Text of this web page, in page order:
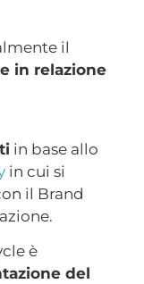
il
in relazione
in base allo
in cui si
il Brand
è
del